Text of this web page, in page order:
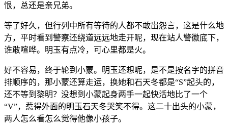
恨，总还是亲兄弟。
等了好久，但行列中所有等待的人都不敢岀怨言，这是什么地
方，平时看到警察还绕道远远地走开呢，现在站人警徽底下，
谁敢喧哗。明玉有点冷，可心里都是火。
好不容易，终于轮到小蒙。明玉还想呢，是不是按名字的拼音
排顺序的，那小蒙还算走运，换她和石天冬都是“S”起头的，
还不等到黎明？没想到小蒙起身两手一起快活地比了一个
“V”，惹得外面的明玉石天冬哭笑不得。这二十出头的小蒙，
两人怎么看怎么觉得他像小孩子。